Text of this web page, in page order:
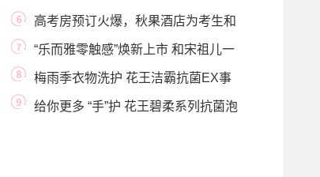
指南：是一场朝圣，
高考房预订火爆，秋果酒店为考生和
家长提供多
“乐而雅零触感”焕新上市 和宋祖儿一
起趣享“梅雨季衣物洗护 花王洁霸抗菌EX事
半功倍给你更多 “手”护 花王碧柔系列抗菌泡